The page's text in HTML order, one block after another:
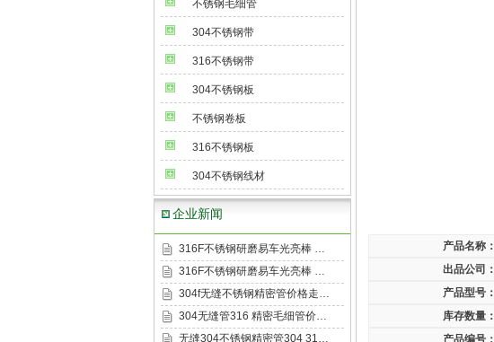
不锈钢毛细管
304不锈钢带
316不锈钢带
304不锈钢板
不锈钢卷板
316不锈钢板
304不锈钢线材
企业新闻
316F不锈钢研磨易车光亮棒 …
316F不锈钢研磨易车光亮棒 …
304f无缝不锈钢精密管价格走…
304无缝管316 精密毛细管价…
无缝304不锈钢精密管304 31…
产品名称：
出品公司：
产品型号：
库存数量：
产品编号：